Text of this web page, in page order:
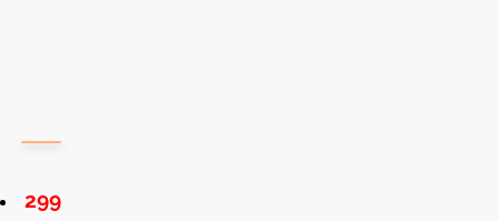
299